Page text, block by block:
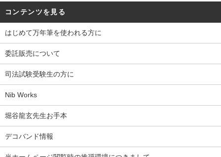
コンテンツを見る
はじめて万年筆を使われる方に
委託販売について
司法試験受験生の方に
Nib Works
堀谷龍玄先生お手本
デコバンド情報